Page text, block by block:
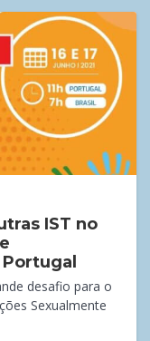
IST no
desafio para o
Sexualmente